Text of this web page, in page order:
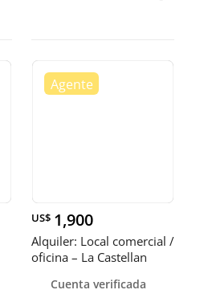
US$ 1,900
Alquiler: Local comercial /
oficina – La Castellan
Cuenta verificada